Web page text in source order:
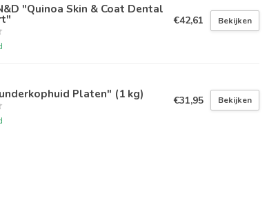
"Quinoa Skin & Coat Dental
€42,61 Bekijken
Platen" (1 kg) €31,95 Bekijken